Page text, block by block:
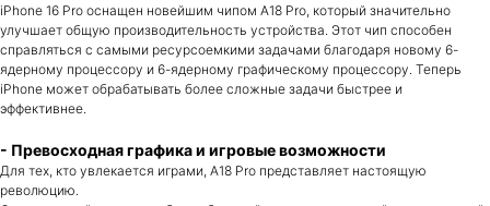
iPhone 16 Pro оснащен новейшим чипом A18 Pro, который значительно
улучшает общую производительность устройства. Этот чип способен
справляться с самыми ресурсоемкими задачами благодаря новому 6-
ядерному процессору и 6-ядерному графическому процессору. Теперь
iPhone может обрабатывать более сложные задачи быстрее и
эффективнее.
- Превосходная графика и игровые возможности
Для тех, кто увлекается играми, A18 Pro представляет настоящую
революцию.